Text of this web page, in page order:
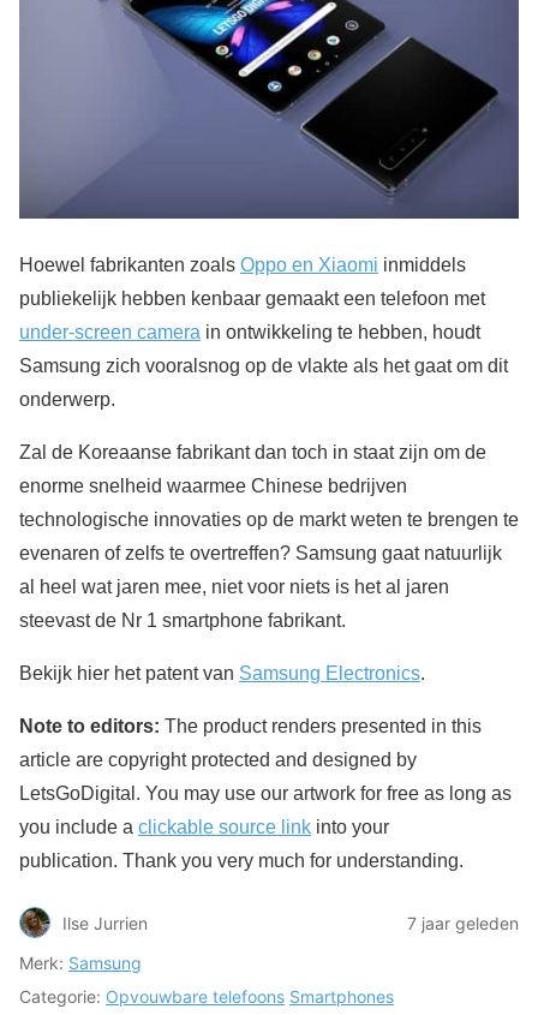
Hoewel fabrikanten zoals Oppo en Xiaomi inmiddels
publiekelijk hebben kenbaar gemaakt een telefoon met
under-screen camera in ontwikkeling te hebben, houdt
Samsung zich vooralsnog op de vlakte als het gaat om dit
onderwerp.
Zal de Koreaanse fabrikant dan toch in staat zijn om de
enorme snelheid waarmee Chinese bedrijven
technologische innovaties op de markt weten te brengen te
evenaren of zelfs te overtreffen? Samsung gaat natuurlijk
al heel wat jaren mee, niet voor niets is het al jaren
steevast de Nr 1 smartphone fabrikant.
Bekijk hier het patent van Samsung Electronics.
Note to editors: The product renders presented in this
article are copyright protected and designed by
LetsGoDigital. You may use our artwork for free as long as
you include a clickable source link into your
publication. Thank you very much for understanding.
Ilse Jurrien
7 jaar geleden
Merk: Samsung
Categorie: Opvouwbare telefoons Smartphones